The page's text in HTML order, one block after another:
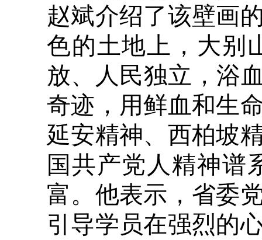
赵斌介绍了该壁画
色的土地上，大别
放、人民独立，浴
奇迹，用鲜血和生
延安精神、西柏坡
国共产党人精神谱
富。他表示，省委
引导学员在强烈的